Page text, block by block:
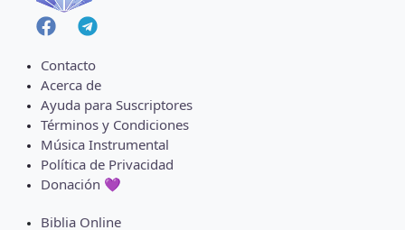
Contacto
Acerca de
Ayuda para Suscriptores
Términos y Condiciones
Música Instrumental
Política de Privacidad
Donación 💜
Biblia Online